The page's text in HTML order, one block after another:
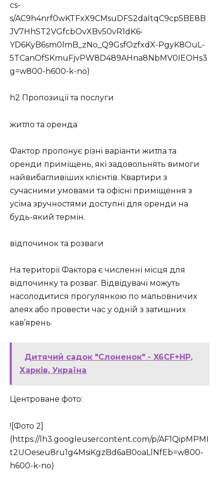
cs-
s/AC9h4nrf0wKTFxX9CMsuDFS2daItqC9cp5BE8B
JV7HhST2VGfcbOvXBv50vR1dK6-
YD6KyB6sm0lmB_zNo_Q9GsfOzfxdX-PgyK8OuL-
5TCanOfSKmuFjvPW8D489AHna8NbMV0IEOHs3
g=w800-h600-k-no)
h2 Пропозиції та послуги
житло та оренда
Фактор пропонує різні варіанти житла та
оренди приміщень, які задовольнять вимоги
найвибагливіших клієнтів. Квартири з
сучасними умовами та офісні приміщення з
усіма зручностями доступні для оренди на
будь-який термін.
відпочинок та розваги
На території Фактора є численні місця для
відпочинку та розваг. Відвідувачі можуть
насолодитися прогулянкою по мальовничих
алеях або провести час у одній з затишних
кав’ярень.
Дитячий садок "Слоненок" - X6CF+HP,
Харків, Україна
Центроване фото:
![Фото 2]
(https://lh3.googleusercontent.com/p/AF1QipMPMI
t2UOeseu8ru1g4MsiKgzBd6aB0oaLlNfEb=w800-
h600-k-no)